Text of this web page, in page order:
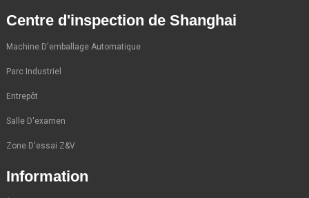
Centre d'inspection de Shanghai
Machine D'emballage Automatique
Parc Industriel
Entrepôt
Salle D'examen
Zone D'essai Z&V
Information